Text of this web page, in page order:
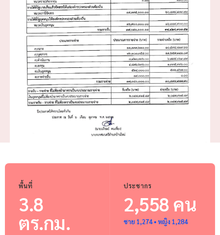
พื้นที่
3.8
ตร.กม.
ประชากร
2,558 คน
ชาย 1,274 • หญิง 1,284